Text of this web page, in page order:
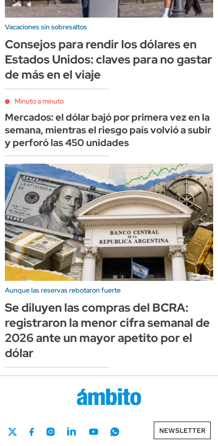
Vacaciones sin sobresaltos
Consejos para rendir los dólares en
Estados Unidos: claves para no gastar
de más en el viaje
Minuto a minuto
Mercados: el dólar bajó por primera vez en la
semana, mientras el riesgo país volvió a subir
y perforó las 450 unidades
Aunque las reservas rebotaron fuerte
Se diluyen las compras del BCRA:
registraron la menor cifra semanal de
2026 ante un mayor apetito por el
dólar
NEWSLETTER